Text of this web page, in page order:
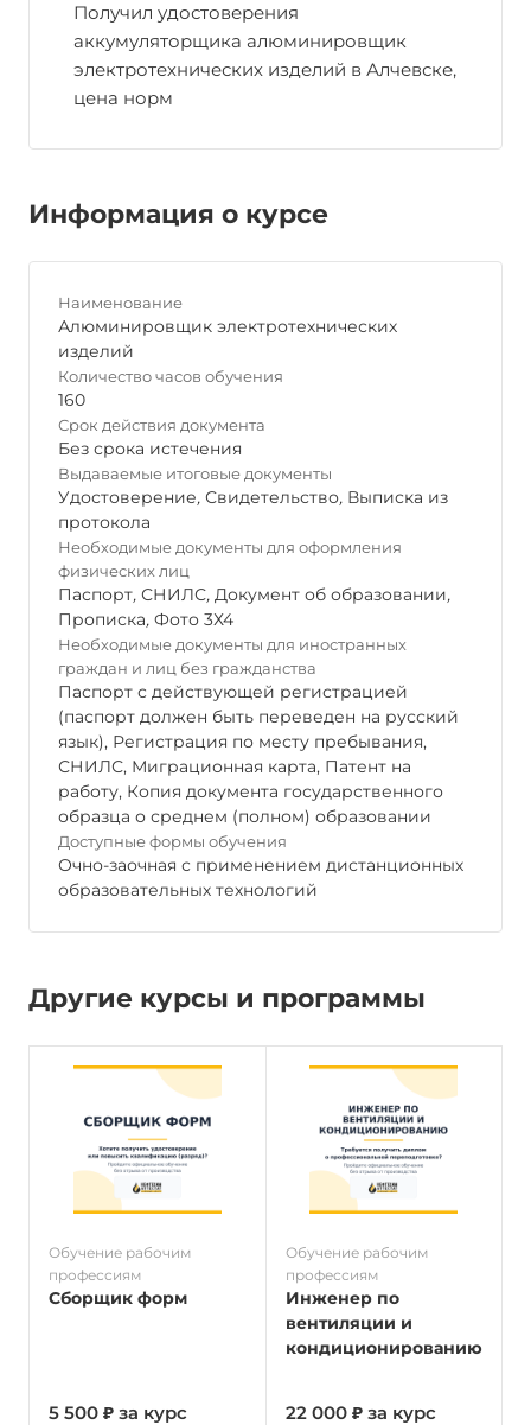
Получил удостоверения
аккумуляторщика алюминировщик
электротехнических изделий в Алчевске,
цена норм
Информация о курсе
Наименование
Алюминировщик электротехнических
изделий
Количество часов обучения
160
Срок действия документа
Без срока истечения
Выдаваемые итоговые документы
Удостоверение, Свидетельство, Выписка из
протокола
Необходимые документы для оформления
физических лиц
Паспорт, СНИЛС, Документ об образовании,
Прописка, Фото 3Х4
Необходимые документы для иностранных
граждан и лиц без гражданства
Паспорт с действующей регистрацией
(паспорт должен быть переведен на русский
язык), Регистрация по месту пребывания,
СНИЛС, Миграционная карта, Патент на
работу, Копия документа государственного
образца о среднем (полном) образовании
Доступные формы обучения
Очно-заочная с применением дистанционных
образовательных технологий
Другие курсы и программы
Обучение рабочим
профессиям
Сборщик форм
5 500 ₽ за курс
Обучение рабочим
профессиям
Инженер по
вентиляции и
кондиционированию
22 000 ₽ за курс